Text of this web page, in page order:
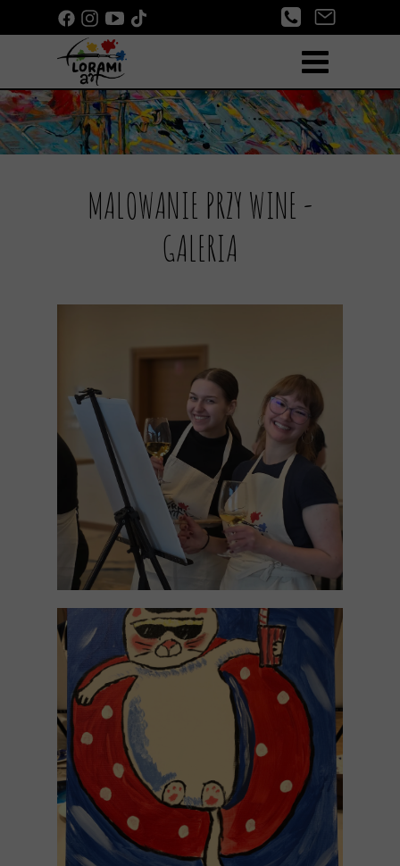
MALOWANIE PRZY WINE -
GALERIA